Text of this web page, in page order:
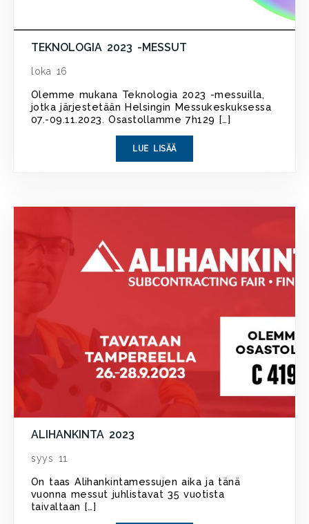
TEKNOLOGIA 2023 -MESSUT
loka 16
Olemme mukana Teknologia 2023 -messuilla,
jotka järjestetään Helsingin Messukeskuksessa
07.-09.11.2023. Osastollamme 7h129 […]
LUE LISÄÄ
ALIHANKINTA 2023
syys 11
On taas Alihankintamessujen aika ja tänä
vuonna messut juhlistavat 35 vuotista
taivaltaan […]